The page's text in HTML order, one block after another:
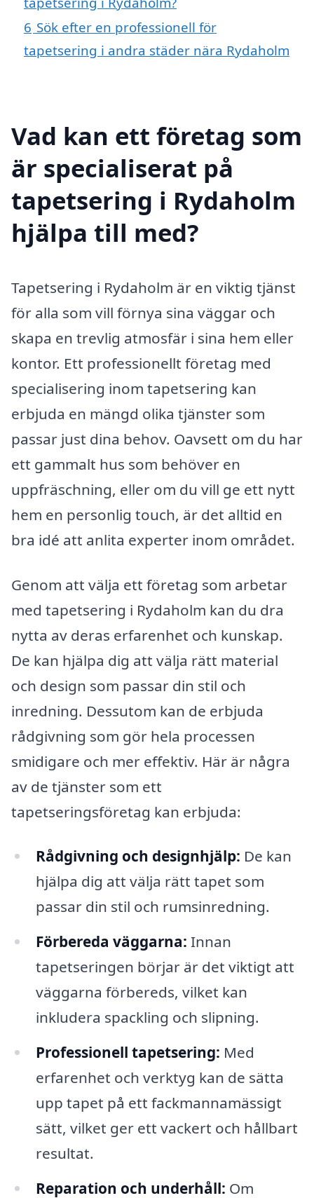
6 Sök efter en professionell för
tapetsering i andra städer nära Rydaholm
Vad kan ett företag som
är specialiserat på
tapetsering i Rydaholm
hjälpa till med?
Tapetsering i Rydaholm är en viktig tjänst
för alla som vill förnya sina väggar och
skapa en trevlig atmosfär i sina hem eller
kontor. Ett professionellt företag med
specialisering inom tapetsering kan
erbjuda en mängd olika tjänster som
passar just dina behov. Oavsett om du har
ett gammalt hus som behöver en
uppfräschning, eller om du vill ge ett nytt
hem en personlig touch, är det alltid en
bra idé att anlita experter inom området.
Genom att välja ett företag som arbetar
med tapetsering i Rydaholm kan du dra
nytta av deras erfarenhet och kunskap.
De kan hjälpa dig att välja rätt material
och design som passar din stil och
inredning. Dessutom kan de erbjuda
rådgivning som gör hela processen
smidigare och mer effektiv. Här är några
av de tjänster som ett
tapetseringsföretag kan erbjuda:
Rådgivning och designhjälp: De kan
hjälpa dig att välja rätt tapet som
passar din stil och rumsinredning.
Förbereda väggarna: Innan
tapetseringen börjar är det viktigt att
väggarna förbereds, vilket kan
inkludera spackling och slipning.
Professionell tapetsering: Med
erfarenhet och verktyg kan de sätta
upp tapet på ett fackmannamässigt
sätt, vilket ger ett vackert och hållbart
resultat.
Reparation och underhåll: Om